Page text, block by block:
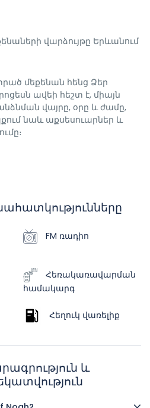
վարձույթը Երևանում
մեքենան հենց Ձեր
ավեի հեշտ է, միայն
վայրը, օրը և ժամը,
նաև աքսեսուարներ և
FM ռադիո
Հեռակառավարման
համակարգ
Հեղուկ վառելիք
և